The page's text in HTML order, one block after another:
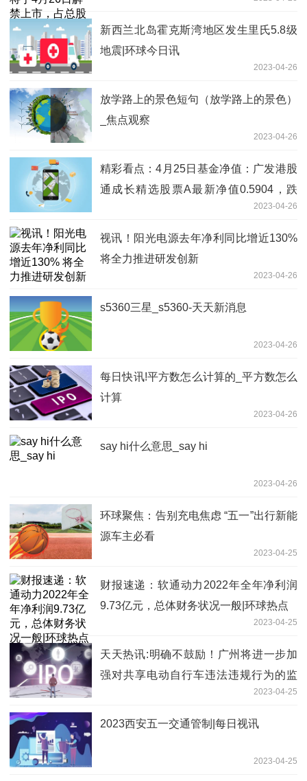
新西兰北岛霍克斯湾地区发生里氏5.8级
地震|环球今日讯
2023-04-26
放学路上的景色短句（放学路上的景色）
_焦点观察
2023-04-26
精彩看点：4月25日基金净值：广发港股
通成长精选股票A最新净值0.5904，跌
2023-04-26
视讯！阳光电源去年净利同比增近130%
将全力推进研发创新
2023-04-26
s5360三星_s5360-天天新消息
2023-04-26
每日快讯!平方数怎么计算的_平方数怎么
计算
2023-04-26
say hi什么意思_say hi
2023-04-26
环球聚焦：告别充电焦虑 “五一”出行新能
源车主必看
2023-04-25
财报速递：软通动力2022年全年净利润
9.73亿元，总体财务状况一般|环球热点
2023-04-25
天天热讯:明确不鼓励！广州将进一步加
强对共享电动自行车违法违规行为的监
2023-04-25
2023西安五一交通管制|每日视讯
2023-04-25